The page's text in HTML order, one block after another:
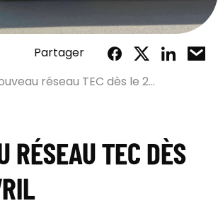
Partager
réseau TEC dès le 2...
RÉSEAU TEC DÈS